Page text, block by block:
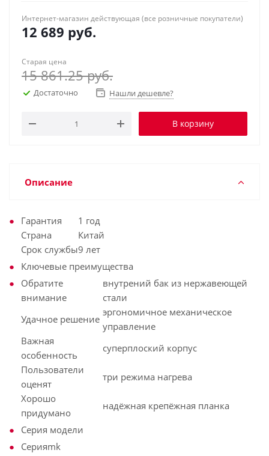
Интернет-магазин действующая (все розничные покупатели)
12 689 руб.
Старая цена
15 861.25руб.
Достаточно Нашли дешевле?
В корзину
Описание
Гарантия
1 год
Страна
Китай
Срок службы9 лет
Ключевые преимущества
Обратите
внимание
внутрений бак из нержавеющей
стали
Удачное решение
эргономичное механическое
управление
Важная
особенность
суперплоский корпус
Пользователи
оценят
три режима нагрева
Хорошо
придумано
надёжная крепёжная планка
Серия модели
Серияmk